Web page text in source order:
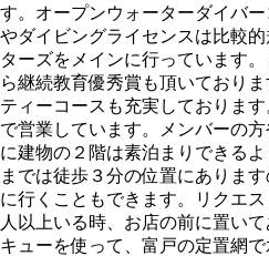
す。オープンウォーターダイバ
やダイビングライセンスは比較
ターズをメインに行っています
ら継続教育優秀賞も頂いており
ティーコースも充実しておりま
で営業しています。メンバーの
に建物の２階は素泊まりできる
までは徒歩３分の位置にありま
に行くこともできます。リクエ
人以上いる時、お店の前に置い
キューを使って、富戸の定置網